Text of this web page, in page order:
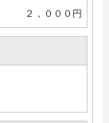
２，０００円